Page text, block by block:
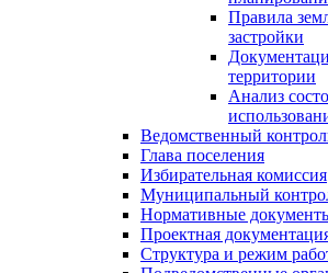
Правила
застройки
территории
Анализ
Ведомственный
Глава поселения
Избирательная комиссия
Муниципальный
Нормативные
Проектная
Структура и режим